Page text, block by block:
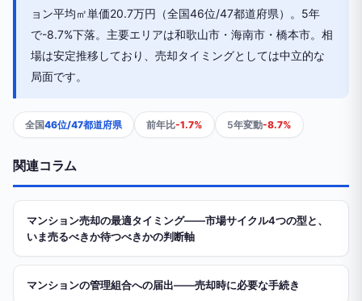
ョン平均㎡単価20.7万円（全国46位/47都道府県）。5年
で-8.7%下落。主要エリアは和歌山市・海南市・橋本市。相
場は安定推移しており、売却タイミングとしては中立的な
局面です。
全国46位/47都道府県 前年比-1.7% 5年変動-8.7%
関連コラム
マンション売却の最適タイミング——市場サイクル4つの型と、
いま売るべきか待つべきかの判断軸
マンションの管理組合への届出——売却時に必要な手続き